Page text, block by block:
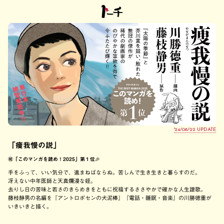
'24/08/22 UPDATE
「痩我慢の説」
㊗️「このマンガを読め！2025」第１位🎉
手をふって、いい気分で、進まねばならぬ。苦しんで生き生きと暮らすのだ。
冴えない中年医師と天真爛漫な姪。
去りし日の苦味と若さのきらめきをともに祝福するささやかで確かな人生讃歌。
藤枝静男の名編を『アントロポセンの犬泥棒』『電話・睡眠・音楽』の川勝徳重が
いきいきと描く。